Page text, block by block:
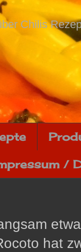
Chilis
/
hat